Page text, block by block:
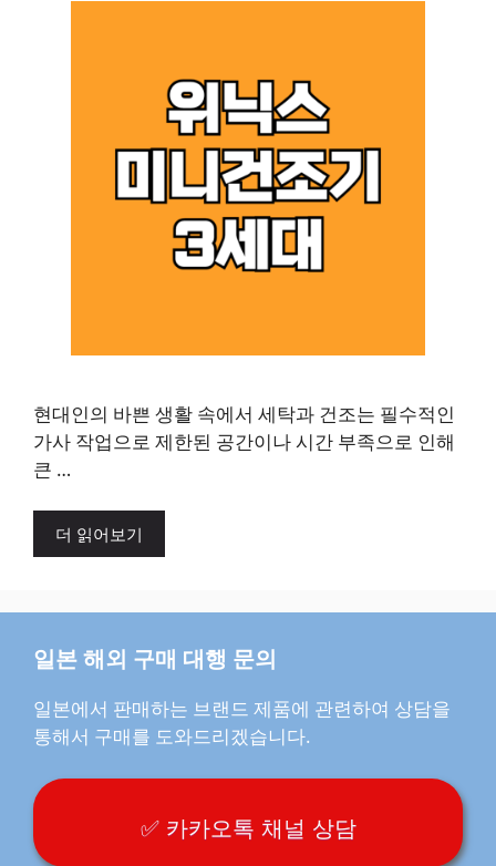
현대인의 바쁜 생활 속에서 세탁과 건조는 필수적인
가사 작업으로 제한된 공간이나 시간 부족으로 인해
큰 …
더 읽어보기
일본 해외 구매 대행 문의
일본에서 판매하는 브랜드 제품에 관련하여 상담을
통해서 구매를 도와드리겠습니다.
✅ 카카오톡 채널 상담